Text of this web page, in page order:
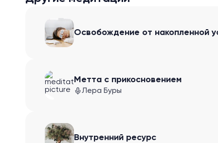
Освобождение от накопленной
Метта с прикосновением
Лера Буры
Внутренний ресурс